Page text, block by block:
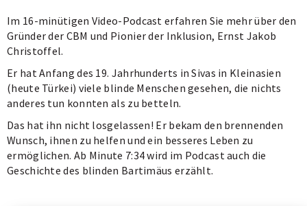
Im 16-minütigen Video-Podcast erfahren Sie mehr über den
Gründer der CBM und Pionier der Inklusion, Ernst Jakob
Christoffel.
Er hat Anfang des 19. Jahrhunderts in Sivas in Kleinasien
(heute Türkei) viele blinde Menschen gesehen, die nichts
anderes tun konnten als zu betteln.
Das hat ihn nicht losgelassen! Er bekam den brennenden
Wunsch, ihnen zu helfen und ein besseres Leben zu
ermöglichen. Ab Minute 7:34 wird im Podcast auch die
Geschichte des blinden Bartimäus erzählt.